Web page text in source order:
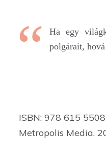
Ha egy
polgárait,
ISBN: 978 615
Metropolis Media,